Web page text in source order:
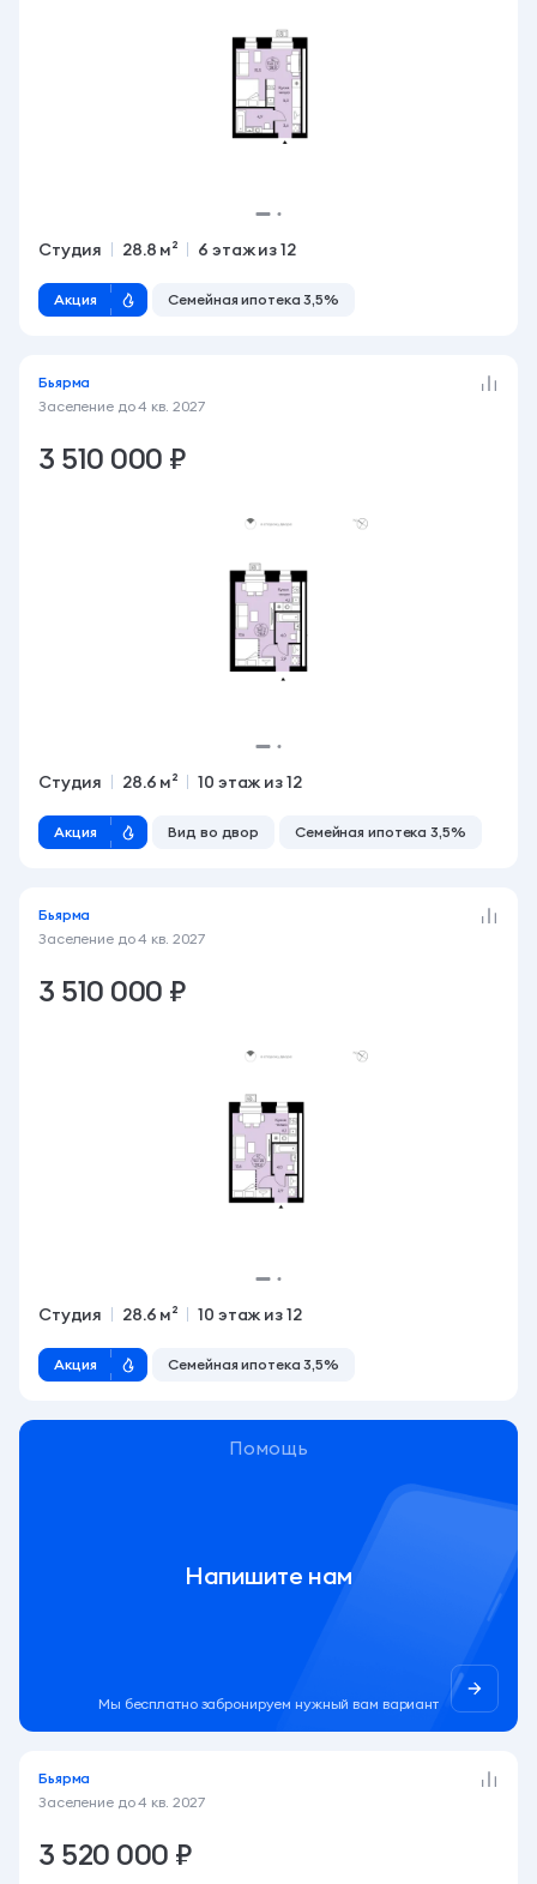
Студия 28.8 м² 6 этаж из 12
Акция Семейная ипотека 3,5%
Бьярма
Заселение до4 кв. 2027
3 510 000 ₽
Студия 28.6 м² 10 этаж из 12
Акция Вид во двор Семейная ипотека 3,5%
Бьярма
Заселение до4 кв. 2027
3 510 000 ₽
Студия 28.6 м² 10 этаж из 12
Акция Семейная ипотека 3,5%
Помощь
Напишите нам
Мы бесплатно забронируем нужный вам вариант
Бьярма
Заселение до4 кв. 2027
3 520 000 ₽